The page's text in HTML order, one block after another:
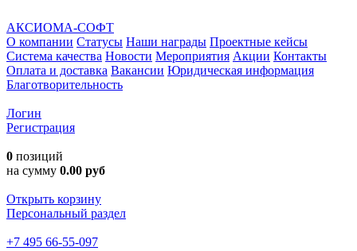
АКСИОМА-СОФТ
О компании Статусы Наши награды Проектные кейсы
Система качества Новости Мероприятия Акции Контакты
Оплата и доставка Вакансии Юридическая информация
Благотворительность
Логин
Регистрация
0 позиций
на сумму 0.00 руб
Открыть корзину
Персональный раздел
+7 495 66-55-097